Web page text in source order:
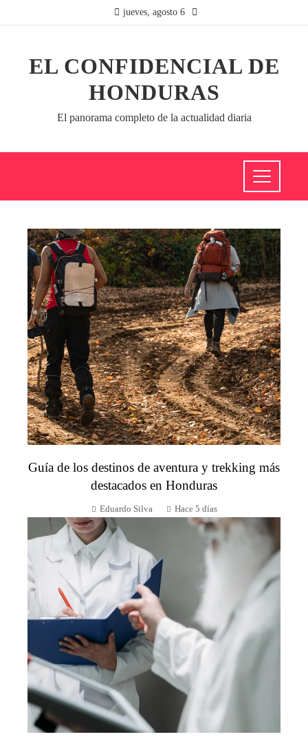
jueves, agosto 6
EL CONFIDENCIAL DE
HONDURAS
El panorama completo de la actualidad diaria
Guía de los destinos de aventura y trekking más
destacados en Honduras
Eduardo Silva Hace 5 días